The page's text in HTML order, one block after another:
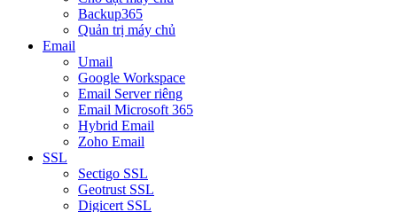
Backup365
Quản trị máy chủ
Email
Umail
Google Workspace
Email Server riêng
Email Microsoft 365
Hybrid Email
Zoho Email
SSL
Sectigo SSL
Geotrust SSL
Digicert SSL